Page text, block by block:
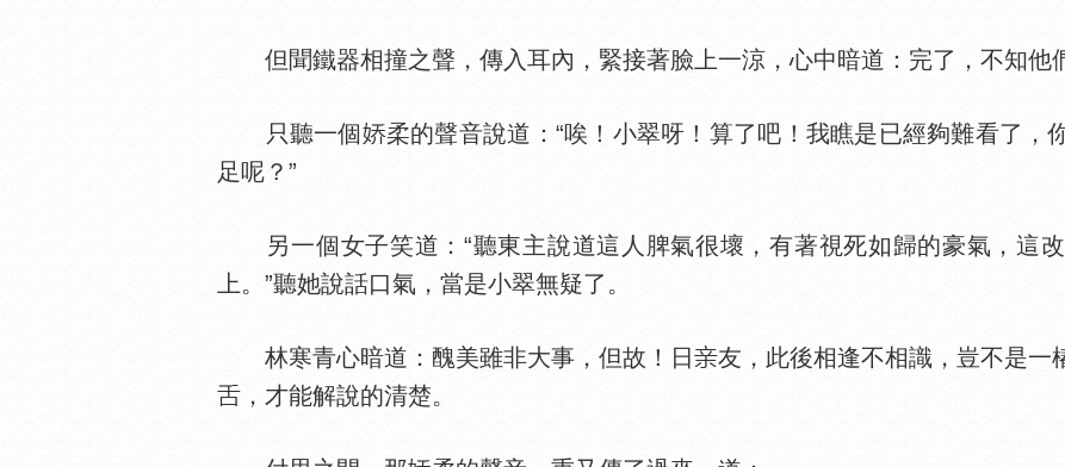
但聞鐵器相撞之聲，傳入耳內，緊接著臉上一涼，心中暗道：完了，不知他
只聽一個
柔的聲音說道：“唉！小翠呀！算了吧！我瞧是已經夠難看了，
足呢？”
另一個女子笑道：“聽東主說道這人脾氣很壞，有著視死如歸的豪氣，這
上。”聽她說話口氣，當是小翠無疑了。
林寒青心暗道：醜美雖非大事，但故！日
友，此後相逢不相識，豈不是一
，才能解說的清楚。